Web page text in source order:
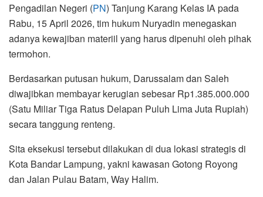
Pengadilan Negeri (PN) Tanjung Karang Kelas IA pada
Rabu, 15 April 2026, tim hukum Nuryadin menegaskan
adanya kewajiban materiil yang harus dipenuhi oleh pihak
termohon.
Berdasarkan putusan hukum, Darussalam dan Saleh
diwajibkan membayar kerugian sebesar Rp1.385.000.000
(Satu Miliar Tiga Ratus Delapan Puluh Lima Juta Rupiah)
secara tanggung renteng.
Sita eksekusi tersebut dilakukan di dua lokasi strategis di
Kota Bandar Lampung, yakni kawasan Gotong Royong
dan Jalan Pulau Batam, Way Halim.